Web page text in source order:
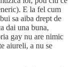
E la fel cum
sa aiba drept de
dai una buna,
gay nu are nimic
aiureli, a nu se